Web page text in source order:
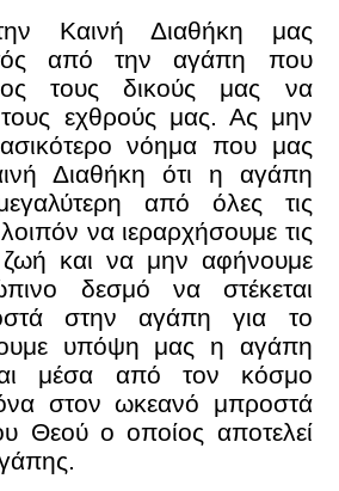
Καινή Διαθήκη μας
από την αγάπη που
τους δικούς μας να
εχθρούς μας. Ας μην
νόημα που μας
Διαθήκη ότι η αγάπη
από όλες τις
να ιεραρχήσουμε τις
ζωή και να μην αφήνουμε
δεσμό να στέκεται
στην αγάπη για το
υπόψη μας η αγάπη
μέσα από τον κόσμο
στον ωκεανό μπροστά
Θεού ο οποίος αποτελεί